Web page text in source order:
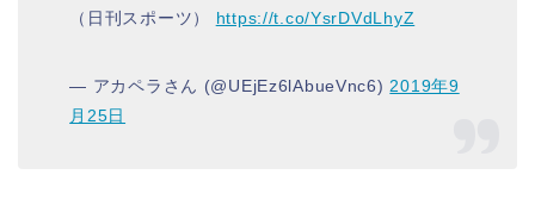
（日刊スポーツ） https://t.co/YsrDVdLhyZ
— アカペラさん (@UEjEz6lAbueVnc6)2019年9
月25日